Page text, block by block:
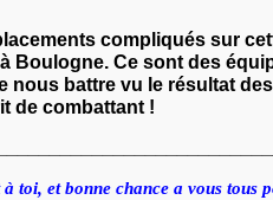
compliqués sur
Boulogne. Ce sont des
nous battre vu le résultat
de combattant !
toi, et bonne chance a vous tous